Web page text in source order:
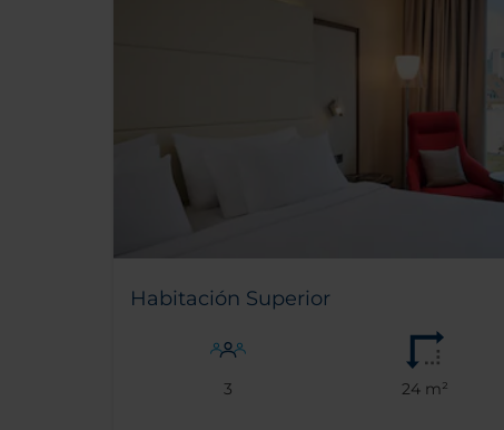
Habitación Superior
3 24 m²